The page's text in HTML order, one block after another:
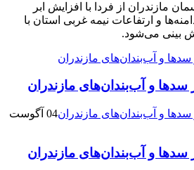
مازندران از فردا با افزایش ابر
و ارتفاعات نیمه غربی استان با
بینی می‌شود.
و آب‌بندان‌‌های مازندران
04 آگوست
و آب‌بندان‌‌های مازندران